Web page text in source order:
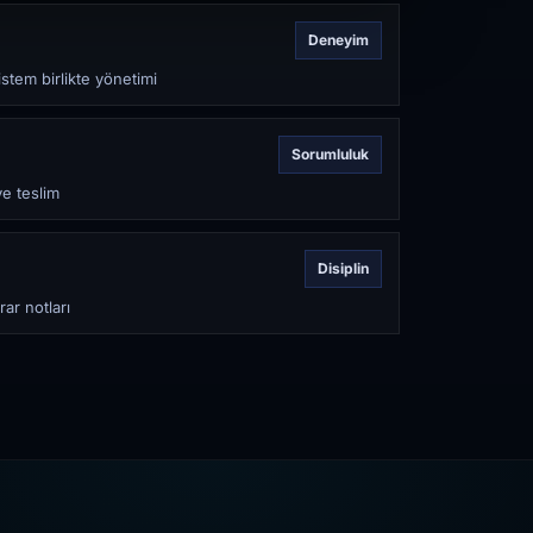
Deneyim
birlikte yönetimi
Sorumluluk
teslim
Disiplin
notları